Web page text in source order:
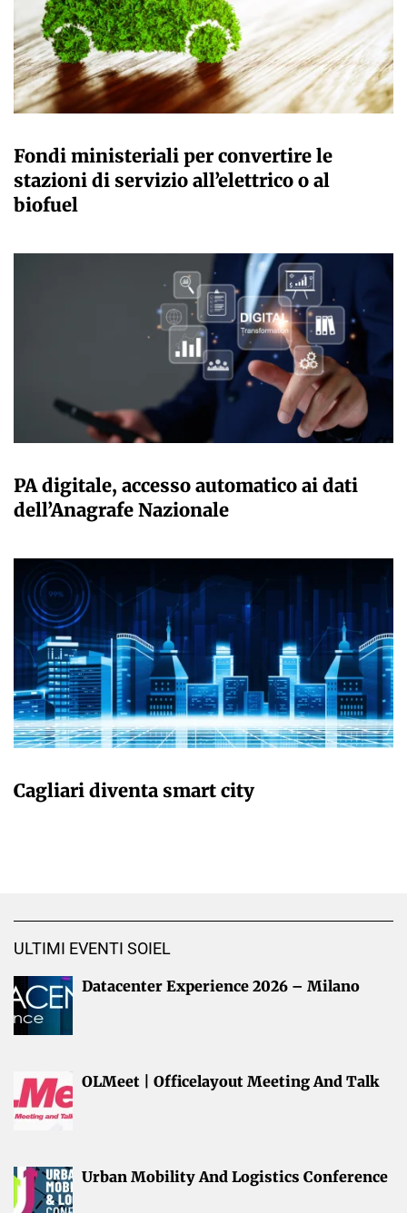
Fondi ministeriali per convertire le
stazioni di servizio all’elettrico o al
biofuel
PA digitale, accesso automatico ai dati
dell’Anagrafe Nazionale
Cagliari diventa smart city
ULTIMI EVENTI SOIEL
Datacenter Experience 2026 – Milano
OLMeet | Officelayout Meeting And Talk
Urban Mobility And Logistics Conference